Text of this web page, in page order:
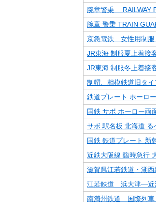
腕章警乗 RAILWAY
腕章 警乗 TRAIN
京急電鉄 女性用制
JR東海 制服夏上着接
JR東海 制服冬上着接
制帽、相模鉄道旧タ
鉄道プレート ホーロ
国鉄 サボ ホーロー両
サボ 駅名板 北海道 る
国鉄 鉄道プレート
近鉄大阪線 臨時急行
滋賀県江若鉄道・湖
江若鉄道 浜大津―近
南満州鉄道 国際列